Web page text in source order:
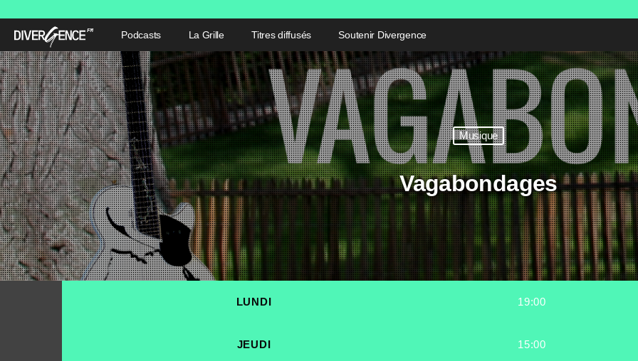
Podcasts La Grille Titres diffusés Soutenir Divergence
Musique
Vagabondages
LUNDI 19:00
JEUDI 15:00